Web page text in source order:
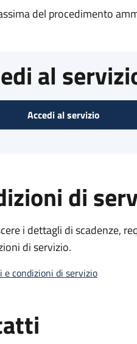
del procedimento
al
Accedi al servizio
di
i dettagli di scadenze,
di servizio.
e condizioni di servizio